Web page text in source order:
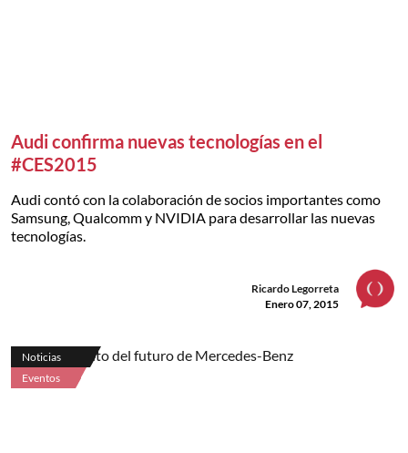
Audi confirma nuevas tecnologías en el
#CES2015
Audi contó con la colaboración de socios importantes como
Samsung, Qualcomm y NVIDIA para desarrollar las nuevas
tecnologías.
Ricardo Legorreta
Enero 07, 2015
Noticias
Eventos